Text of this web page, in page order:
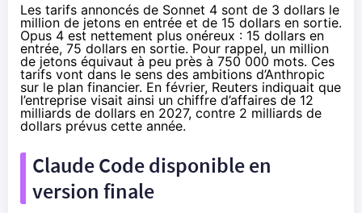
Les tarifs annoncés de Sonnet 4 sont de 3 dollars le
million de jetons en entrée et de 15 dollars en sortie.
Opus 4 est nettement plus onéreux : 15 dollars en
entrée, 75 dollars en sortie. Pour rappel, un million
de jetons équivaut à peu près à 750 000 mots. Ces
tarifs vont dans le sens des ambitions d’Anthropic
sur le plan financier. En février, Reuters indiquait que
l’entreprise visait ainsi un chiffre d’affaires de 12
milliards de dollars en 2027, contre 2 milliards de
dollars prévus cette année.
Claude Code disponible en
version finale